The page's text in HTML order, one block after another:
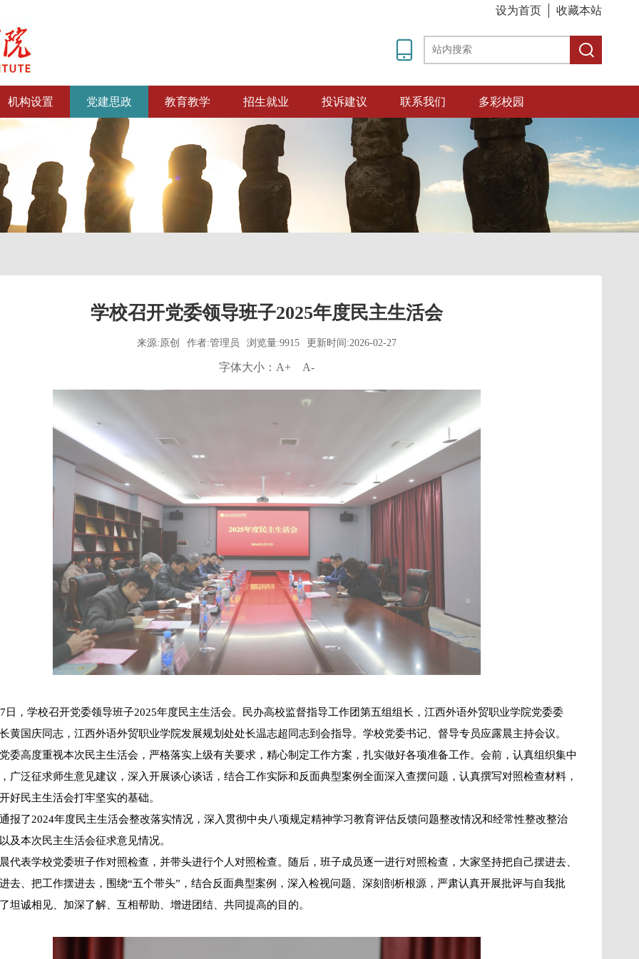
设为首页 收藏本站
机构设置 党建思政 教育教学 招生就业 投诉建议 联系我们 多彩校园
学校召开党委领导班子2025年度民主生活会
来源:原创 作者:管理员 浏览量:9915 更新时间:2026-02-27
字体大小： A+ A-
日，学校召开党委领导班子2025年度民主生活会。民办高校监督指导工作团第五组组长，江西外语外贸职业学院党委委
黄国庆同志，江西外语外贸职业学院发展规划处处长温志超同志到会指导。学校党委书记、督导专员应露晨主持会议。
委高度重视本次民主生活会，严格落实上级有关要求，精心制定工作方案，扎实做好各项准备工作。会前，认真组织集中
广泛征求师生意见建议，深入开展谈心谈话，结合工作实际和反面典型案例全面深入查摆问题，认真撰写对照检查材料，
好民主生活会打牢坚实的基础。
报了2024年度民主生活会整改落实情况，深入贯彻中央八项规定精神学习教育评估反馈问题整改情况和经常性整改整治
及本次民主生活会征求意见情况。
代表学校党委班子作对照检查，并带头进行个人对照检查。随后，班子成员逐一进行对照检查，大家坚持把自己摆进去、
去、把工作摆进去，围绕“五个带头”，结合反面典型案例，深入检视问题、深刻剖析根源，严肃认真开展批评与自我批
坦诚相见、加深了解、互相帮助、增进团结、共同提高的目的。